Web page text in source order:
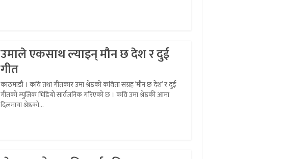
उमाले एकसाथ ल्याइन् मौन छ देश र दुई
गीत
काठमाडौं । कवि तथा गीतकार उमा श्रेष्ठको कविता संग्रह ‘मौन छ देश’ र दुई
गीतको म्युजिक भिडियो सार्वजनिक गरिएको छ । कवि उमा श्रेष्ठकी आमा
दिलमाया श्रेष्ठको...